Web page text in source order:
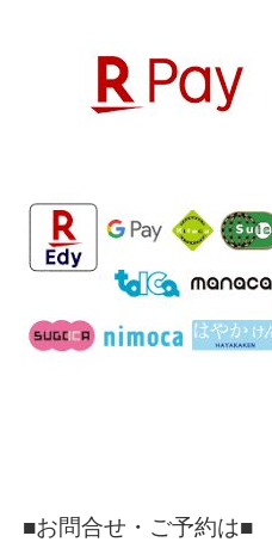
■お問合せ・ご予約は■